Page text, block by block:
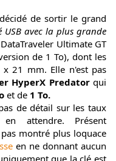
de sortir le grand
USB avec la plus grande
Ultimate GT
de 1 To), dont les
21 mm. Elle n'est pas
HyperX Predatorqui
et de 1 To.
de détail sur les taux
attendre. Présent
montré plus loquace
en ne donnant aucun